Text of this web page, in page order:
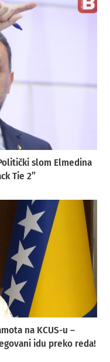
slom Elmedina
Tie 2”
na KCUS-u –
idu preko reda!